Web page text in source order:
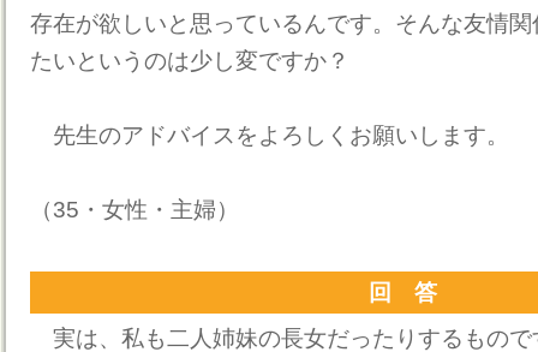
存在が欲しいと思っているんです。そんな友情
たいというのは少し変ですか？
先生のアドバイスをよろしくお願いします。
（35・女性・主婦）
回 答
実は、私も二人姉妹の長女だったりするもので